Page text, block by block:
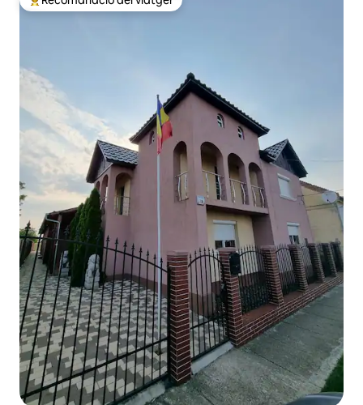
Principals recomanacions dels viatgers